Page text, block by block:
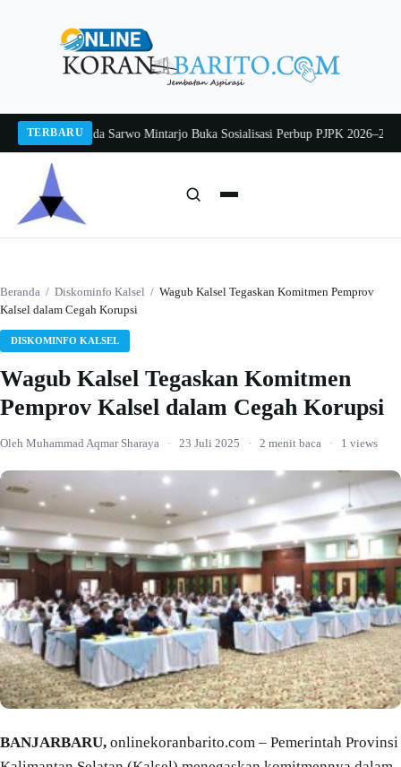
TERBARU
2026Pj Sekda Sarwo Mintarjo Buka Sosialisasi Perbup PJPK 2026–2030
Beranda / Diskominfo Kalsel / Wagub Kalsel Tegaskan Komitmen Pemprov
Kalsel dalam Cegah Korupsi
DISKOMINFO KALSEL
Wagub Kalsel Tegaskan Komitmen
Pemprov Kalsel dalam Cegah Korupsi
Oleh Muhammad Aqmar Sharaya · 23 Juli 2025 · 2 menit baca · 1 views
BANJARBARU, onlinekoranbarito.com – Pemerintah Provinsi